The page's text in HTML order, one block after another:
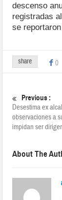
descenso
registradas
se
share 0
Previous :
Desestima ex
observaciones a
impidan ser
About The